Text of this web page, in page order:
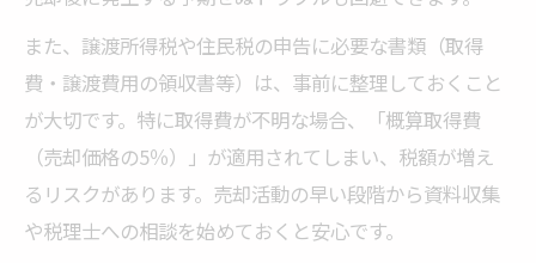
また、譲渡所得税や住民税の申告に必要な書類（取得
費・譲渡費用の領収書等）は、事前に整理しておくこと
が大切です。特に取得費が不明な場合、「概算取得費
（売却価格の5％）」が適用されてしまい、税額が増え
るリスクがあります。売却活動の早い段階から資料収集
や税理士への相談を始めておくと安心です。